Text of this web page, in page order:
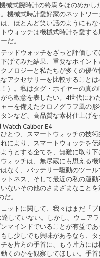
械式腕時計の終焉をほのめかし
機械式時計愛好家のネットワ
、ほとんど笑い話のようにも
ウォッチは機械式時計を愛す
だ。
ッドウォッチをざっと評価して
げてみた結果、重要なポイン
ノロジーと私たちが多くの優
アクセサリーを比較すること
）。私はタグ・ホイヤーの真
ら敬意を表したい。4世代にわ
ーを備えたクロノグラフ風の
ンなど、高品質な素材仕上げを
Watch Caliber E4
とつ、スマートウォッチの技術
により、スマートウォッチを
うとする企てを、無難に取り
ォッチは、無尽蔵にも思える
なく、バッテリー駆動のツー
トネス、そして最近の私の運
ないその他のさまざまなこと
だ。
ットに関して、我々はまだ『ブ
していない。しかし、ウェア
マインドでいることが有益で
し少しでも興味があるなら、
を片方の手首に、もう片方に
くのかを観察してほしい。手